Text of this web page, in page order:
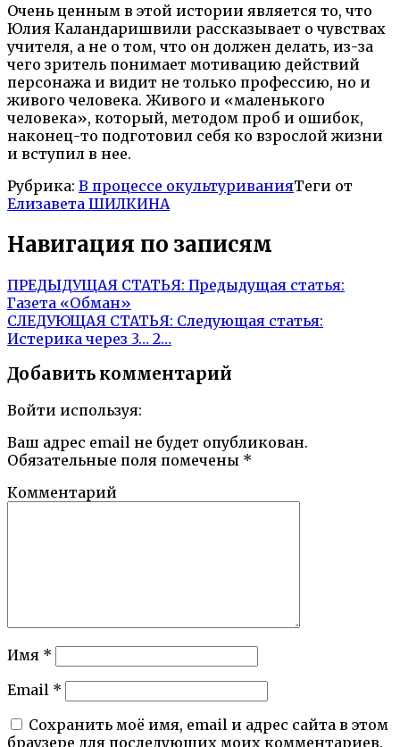
Очень ценным в этой истории является то, что
Юлия Каландаришвили рассказывает о чувствах
учителя, а не о том, что он должен делать, из-за
чего зритель понимает мотивацию действий
персонажа и видит не только профессию, но и
живого человека. Живого и «маленького
человека», который, методом проб и ошибок,
наконец-то подготовил себя ко взрослой жизни
и вступил в нее.
Рубрика: В процессе окультуриванияТеги от
Елизавета ШИЛКИНА
Навигация по записям
ПРЕДЫДУЩАЯ СТАТЬЯ: Предыдущая статья:
Газета «Обман»
СЛЕДУЮЩАЯ СТАТЬЯ: Следующая статья:
Истерика через 3… 2…
Добавить комментарий
Войти используя:
Ваш адрес email не будет опубликован.
Обязательные поля помечены *
Комментарий
Имя *
Email *
Сохранить моё имя, email и адрес сайта в этом
браузере для последующих моих комментариев.